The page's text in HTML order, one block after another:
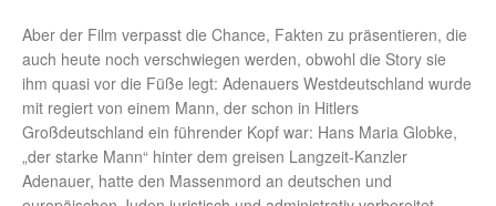
Aber der Film verpasst die Chance, Fakten zu präsentieren, die
auch heute noch verschwiegen werden, obwohl die Story sie
ihm quasi vor die Füße legt: Adenauers Westdeutschland wurde
mit regiert von einem Mann, der schon in Hitlers
Großdeutschland ein führender Kopf war: Hans Maria Globke,
„der starke Mann“ hinter dem greisen Langzeit-Kanzler
Adenauer, hatte den Massenmord an deutschen und